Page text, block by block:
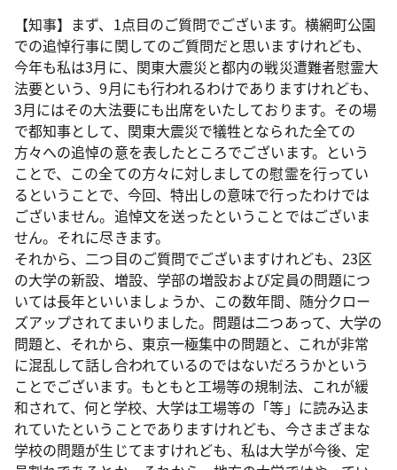
【知事】まず、1点目のご質問でございます。横網町公園
での追悼行事に関してのご質問だと思いますけれども、
今年も私は3月に、関東大震災と都内の戦災遭難者慰霊大
法要という、9月にも行われるわけでありますけれども、
3月にはその大法要にも出席をいたしております。その場
で都知事として、関東大震災で犠牲となられた全ての
方々への追悼の意を表したところでございます。という
ことで、この全ての方々に対しましての慰霊を行ってい
るということで、今回、特出しの意味で行ったわけでは
ございません。追悼文を送ったということではございま
せん。それに尽きます。
それから、二つ目のご質問でございますけれども、23区
の大学の新設、増設、学部の増設および定員の問題につ
いては長年といいましょうか、この数年間、随分クロー
ズアップされてまいりました。問題は二つあって、大学の
問題と、それから、東京一極集中の問題と、これが非常
に混乱して話し合われているのではないだろうかという
ことでございます。もともと工場等の規制法、これが緩
和されて、何と学校、大学は工場等の「等」に読み込ま
れていたということでありますけれども、今さまざまな
学校の問題が生じてますけれども、私は大学が今後、定